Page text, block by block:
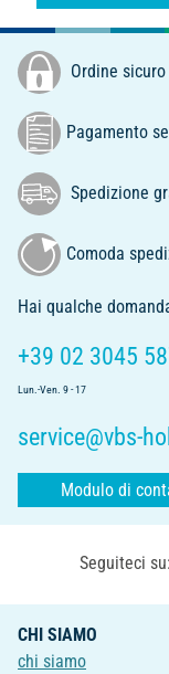
Ordine sicuro
Pagamento
Spedizione
Comoda
Hai qualche
+39 02 3045
Lun.-Ven. 9 - 17
service@vbs-
Modulo di
Seguiteci su:
CHI SIAMO
chi siamo